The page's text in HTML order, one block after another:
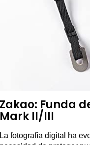
Zakao: Funda
Mark II/III
La fotografía digital ha